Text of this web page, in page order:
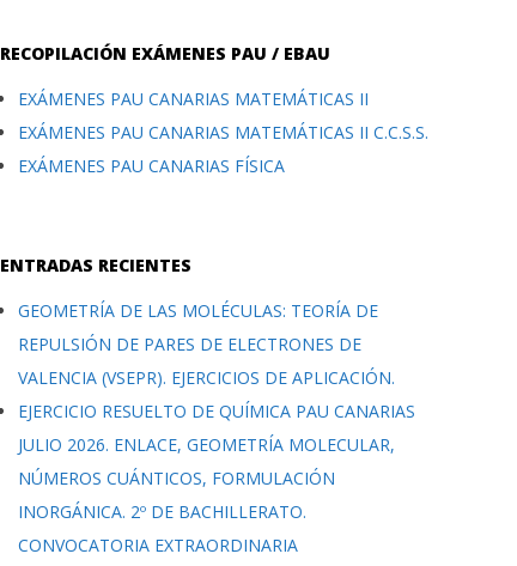
RECOPILACIÓN EXÁMENES PAU / EBAU
EXÁMENES PAU CANARIAS MATEMÁTICAS II
EXÁMENES PAU CANARIAS MATEMÁTICAS II C.C.S.S.
EXÁMENES PAU CANARIAS FÍSICA
ENTRADAS RECIENTES
GEOMETRÍA DE LAS MOLÉCULAS: TEORÍA DE
REPULSIÓN DE PARES DE ELECTRONES DE
VALENCIA (VSEPR). EJERCICIOS DE APLICACIÓN.
EJERCICIO RESUELTO DE QUÍMICA PAU CANARIAS
JULIO 2026. ENLACE, GEOMETRÍA MOLECULAR,
NÚMEROS CUÁNTICOS, FORMULACIÓN
INORGÁNICA. 2º DE BACHILLERATO.
CONVOCATORIA EXTRAORDINARIA